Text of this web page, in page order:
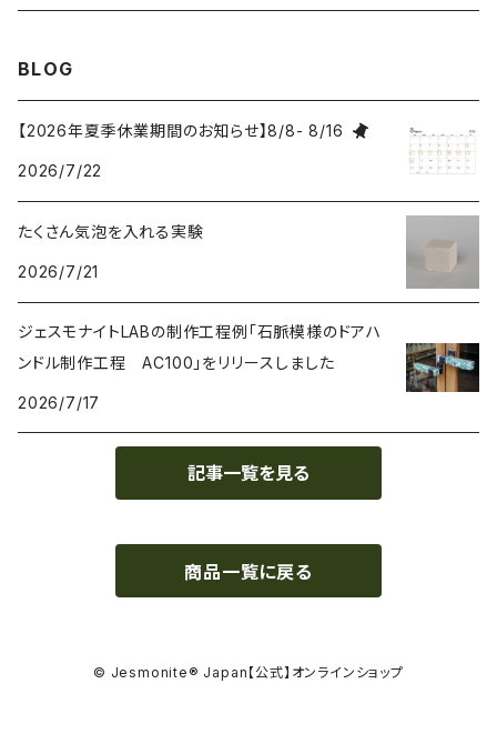
カップ Cup
BLOG
【2026年夏季休業期間のお知らせ】8/8- 8/16
2026/7/22
たくさん気泡を入れる実験
2026/7/21
ジェスモナイトLABの制作工程例「石脈模様のドアハ
ンドル制作工程 AC100」をリリースしました
2026/7/17
記事一覧を見る
商品一覧に戻る
© Jesmonite® Japan【公式】オンラインショップ